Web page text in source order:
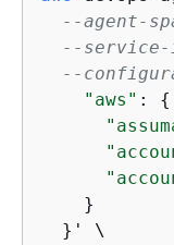
--agent-
--service-
--
"aws" : {
    }
  }' \